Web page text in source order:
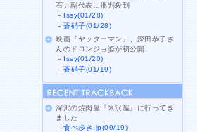
石井副代表に批判殺到
└ Issy(01/28)
└蒼硝子(01/28)
映画『ヤッターマン』、深田恭子さ
んのドロンジョ姿が初公開
└ Issy(01/20)
└蒼硝子(01/19)
深沢の焼肉屋『米沢屋』に行ってき
ました
└食べ歩き.jp(09/19)